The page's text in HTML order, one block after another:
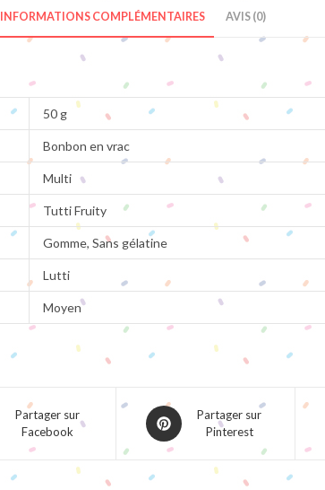
INFORMATIONS COMPLÉMENTAIRES AVIS (0)
50 g
Bonbon en vrac
Multi
Tutti Fruity
Gomme, Sans gélatine
Lutti
Moyen
Partager sur
Facebook
Opens
in
Partager sur
Pinterest